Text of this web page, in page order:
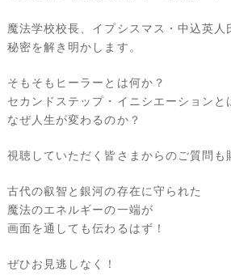
魔法学校校長、イプシスマス・中込英人
秘密を解き明かします。
そもそもヒーラーとは何か？
セカンドステップ・イニシエーションと
なぜ人生が変わるのか？
視聴していただく皆さまからのご質問も
古代の叡智と銀河の存在に守られた
魔法のエネルギーの一端が
画面を通しても伝わるはず！
ぜひお見逃しなく！